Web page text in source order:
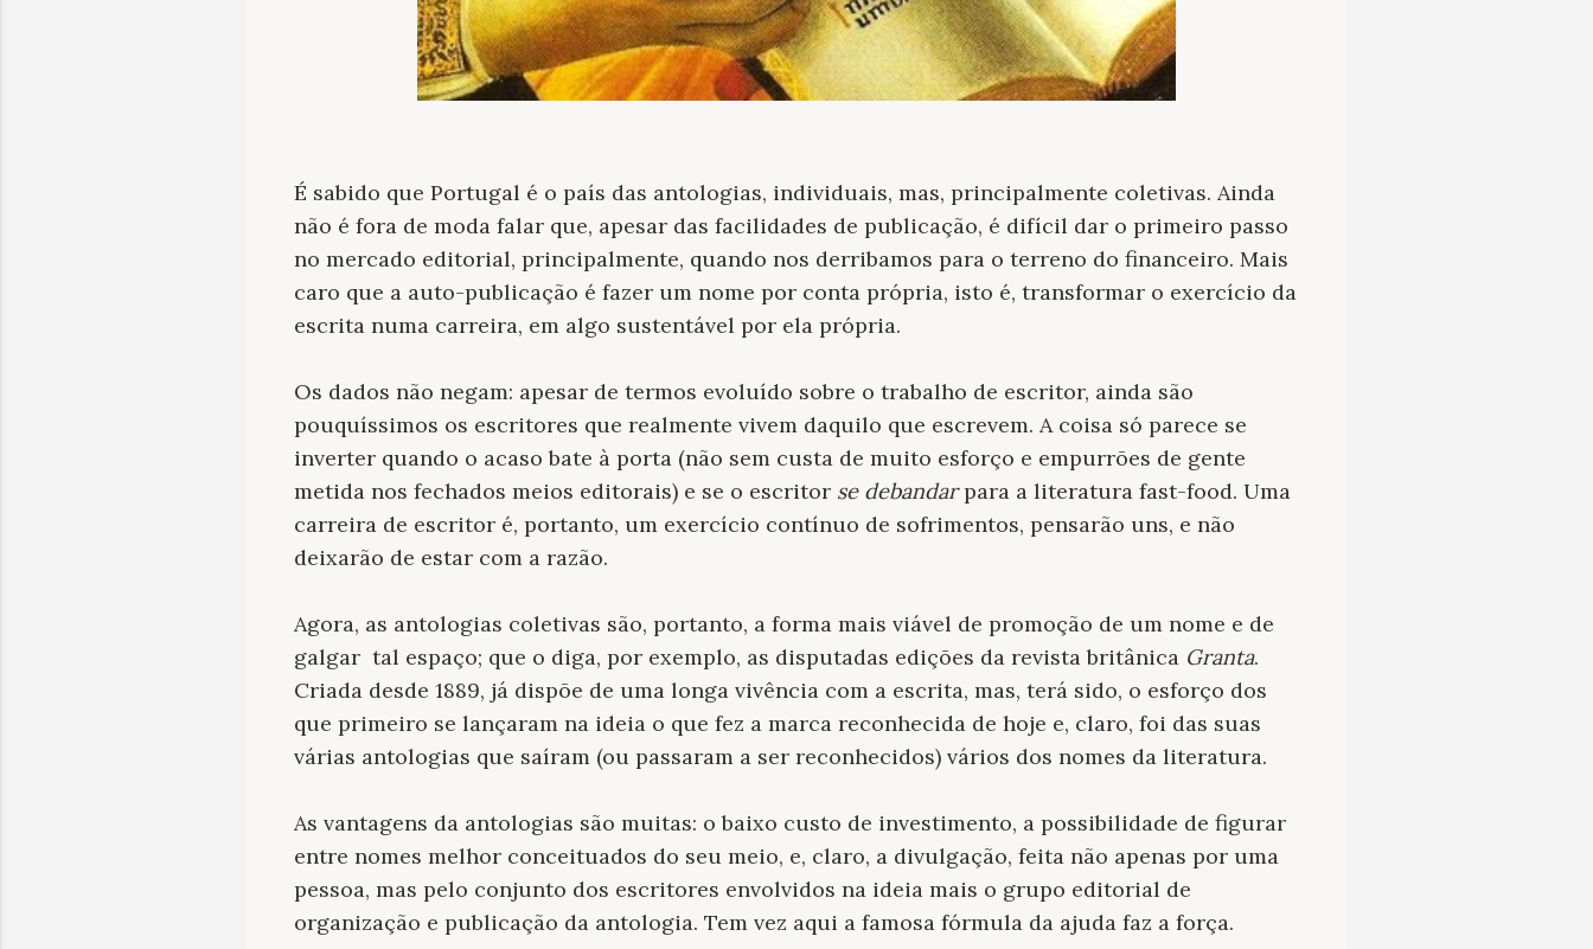
É sabido que Portugal é o país das antologias, individuais, mas, principalmente coletivas. Ainda
não é fora de moda falar que, apesar das facilidades de publicação, é difícil dar o primeiro passo
no mercado editorial, principalmente, quando nos derribamos para o terreno do financeiro. Mais
caro que a auto-publicação é fazer um nome por conta própria, isto é, transformar o exercício da
escrita numa carreira, em algo sustentável por ela própria.
Os dados não negam: apesar de termos evoluído sobre o trabalho de escritor, ainda são
pouquíssimos os escritores que realmente vivem daquilo que escrevem. A coisa só parece se
inverter quando o acaso bate à porta (não sem custa de muito esforço e empurrões de gente
metida nos fechados meios editorais) e se o escritor se debandarpara a literatura fast-food. Uma
carreira de escritor é, portanto, um exercício contínuo de sofrimentos, pensarão uns, e não
deixarão de estar com a razão.
Agora, as antologias coletivas são, portanto, a forma mais viável de promoção de um nome e de
galgar tal espaço; que o diga, por exemplo, as disputadas edições da revista britânica Granta.
Criada desde 1889, já dispõe de uma longa vivência com a escrita, mas, terá sido, o esforço dos
que primeiro se lançaram na ideia o que fez a marca reconhecida de hoje e, claro, foi das suas
várias antologias que saíram (ou passaram a ser reconhecidos) vários dos nomes da literatura.
As vantagens da antologias são muitas: o baixo custo de investimento, a possibilidade de figurar
entre nomes melhor conceituados do seu meio, e, claro, a divulgação, feita não apenas por uma
pessoa, mas pelo conjunto dos escritores envolvidos na ideia mais o grupo editorial de
organização e publicação da antologia. Tem vez aqui a famosa fórmula da ajuda faz a força.